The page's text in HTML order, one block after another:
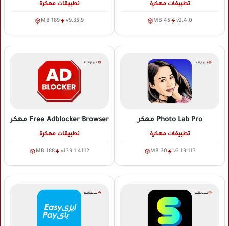
تطبيقات مهكرة
v2.4.0
45 MB
تطبيقات مهكرة
v9.35.9
189 MB
Photo Lab Pro مهكر
تطبيقات مهكرة
v3.13.113
30 MB
Free Adblocker Browser مهكر
تطبيقات مهكرة
v139.1.4112
188 MB